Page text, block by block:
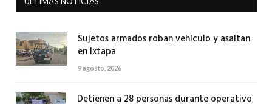
Sujetos armados roban vehículo y asaltan
en Ixtapa
9 agosto, 2026
Detienen a 28 personas durante operativo